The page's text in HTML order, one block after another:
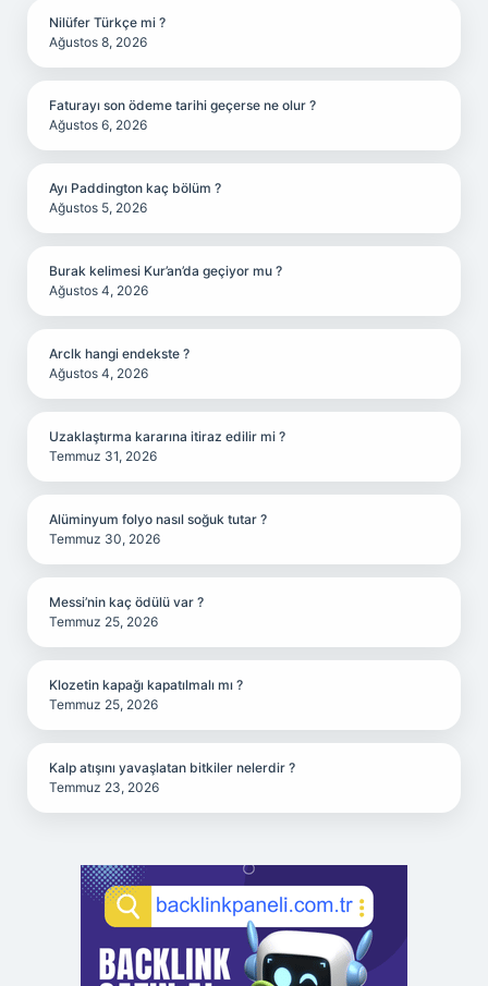
Nilüfer Türkçe mi ?
Ağustos 8, 2026
Faturayı son ödeme tarihi geçerse ne olur ?
Ağustos 6, 2026
Ayı Paddington kaç bölüm ?
Ağustos 5, 2026
Burak kelimesi Kur’an’da geçiyor mu ?
Ağustos 4, 2026
Arclk hangi endekste ?
Ağustos 4, 2026
Uzaklaştırma kararına itiraz edilir mi ?
Temmuz 31, 2026
Alüminyum folyo nasıl soğuk tutar ?
Temmuz 30, 2026
Messi’nin kaç ödülü var ?
Temmuz 25, 2026
Klozetin kapağı kapatılmalı mı ?
Temmuz 25, 2026
Kalp atışını yavaşlatan bitkiler nelerdir ?
Temmuz 23, 2026